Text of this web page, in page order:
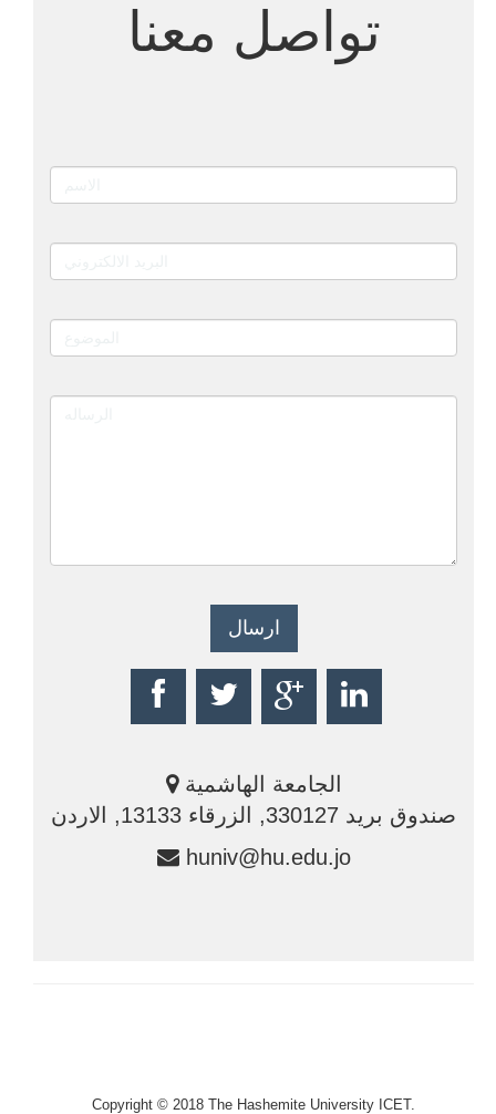
تواصل معنا
الجامعة الهاشمية
صندوق بريد 330127, الزرقاء 13133, الاردن
huniv@hu.edu.jo
Copyright © 2018 The Hashemite University ICET.